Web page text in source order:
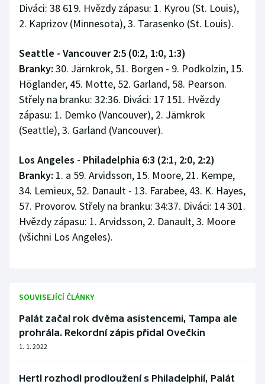
Diváci: 38 619. Hvězdy zápasu: 1. Kyrou (St. Louis),
2. Kaprizov (Minnesota), 3. Tarasenko (St. Louis).
Seattle - Vancouver 2:5 (0:2, 1:0, 1:3)
Branky: 30. Järnkrok, 51. Borgen - 9. Podkolzin, 15.
Höglander, 45. Motte, 52. Garland, 58. Pearson.
Střely na branku: 32:36. Diváci: 17 151. Hvězdy
zápasu: 1. Demko (Vancouver), 2. Järnkrok
(Seattle), 3. Garland (Vancouver).
Los Angeles - Philadelphia 6:3 (2:1, 2:0, 2:2)
Branky: 1. a 59. Arvidsson, 15. Moore, 21. Kempe,
34. Lemieux, 52. Danault - 13. Farabee, 43. K. Hayes,
57. Provorov. Střely na branku: 34:37. Diváci: 14 301.
Hvězdy zápasu: 1. Arvidsson, 2. Danault, 3. Moore
(všichni Los Angeles).
SOUVISEJÍCÍ ČLÁNKY
Palát začal rok dvěma asistencemi, Tampa ale
prohrála. Rekordní zápis přidal Ovečkin
1. 1. 2022
Hertl rozhodl prodloužení s Philadelphií, Palát